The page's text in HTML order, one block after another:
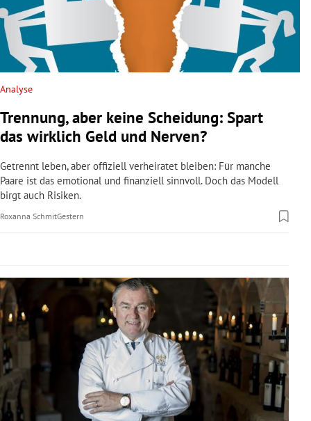
Untermenü
Untermenü
Untermenü
Untermenü
Untermenü
Untermenü
Untermenü
Untermenü
Analyse
Trennung, aber keine Scheidung: Spart
das wirklich Geld und Nerven?
Getrennt leben, aber offiziell verheiratet bleiben: Für manche
Paare ist das emotional und finanziell sinnvoll. Doch das Modell
birgt auch Risiken.
Roxanna SchmitGestern